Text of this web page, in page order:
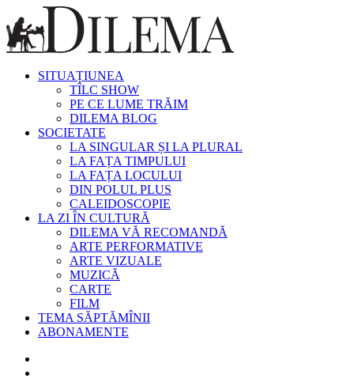
SITUAȚIUNEA
TÎLC SHOW
PE CE LUME TRĂIM
DILEMA BLOG
SOCIETATE
LA SINGULAR ȘI LA PLURAL
LA FAȚA TIMPULUI
LA FAȚA LOCULUI
DIN POLUL PLUS
CALEIDOSCOPIE
LA ZI ÎN CULTURĂ
DILEMA VĂ RECOMANDĂ
ARTE PERFORMATIVE
ARTE VIZUALE
MUZICĂ
CARTE
FILM
TEMA SĂPTĂMÎNII
ABONAMENTE